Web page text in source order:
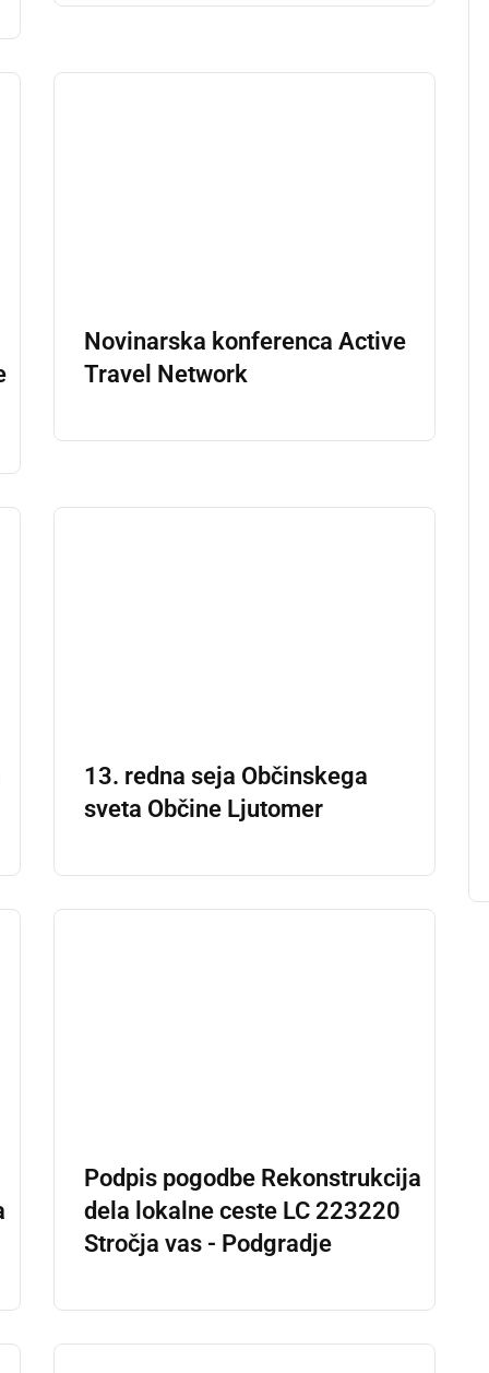
Novinarska konferenca Active
Travel Network
13. redna seja Občinskega
sveta Občine Ljutomer
Podpis pogodbe Rekonstrukcija
dela lokalne ceste LC 223220
Stročja vas - Podgradje